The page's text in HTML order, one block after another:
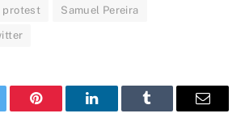
protest Samuel Pereira
Pinterest LinkedInTumblr Email